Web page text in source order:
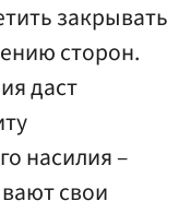
закрывать
сторон.
даст
насилия –
свои